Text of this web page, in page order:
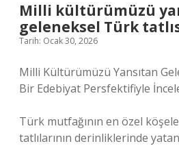
Milli kültürümüzü
geleneksel Türk
Tarih: Ocak 30, 2026
Milli Kültürümüzü Yansıtan
Bir Edebiyat Persfektifiyle
Türk mutfağının en özel
tatlılarının derinliklerinde